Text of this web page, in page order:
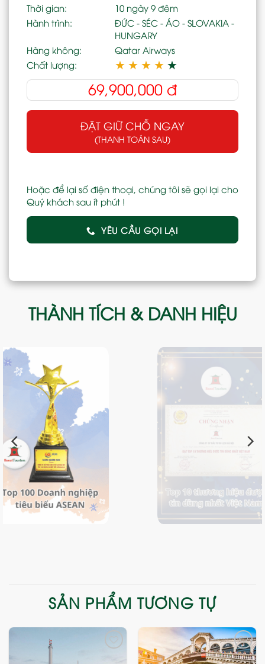
Thời gian:
10 ngày 9 đêm
Hành trình:
ĐỨC - SÉC - ÁO - SLOVAKIA -
HUNGARY
Hàng không:
Qatar Airways
Chất lượng:
★ ★ ★ ★ ★
69,900,000 đ
ĐẶT GIỮ CHỖ NGAY
(THANH TOÁN SAU)
Hoặc để lại số điện thoại, chúng tôi sẽ gọi lại cho
Quý khách sau ít phút !
YÊU CẦU GỌI LẠI
THÀNH TÍCH & DANH HIỆU
SẢN PHẨM TƯƠNG TỰ
Add